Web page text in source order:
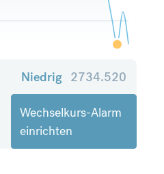
Niedrig 2734.520
Wechselkurs-Alarm
einrichten